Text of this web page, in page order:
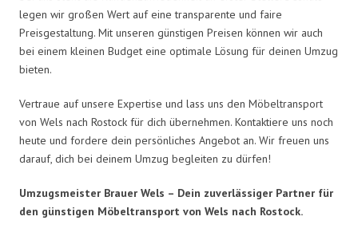
legen wir großen Wert auf eine transparente und faire
Preisgestaltung. Mit unseren günstigen Preisen können wir auch
bei einem kleinen Budget eine optimale Lösung für deinen Umzug
bieten.
Vertraue auf unsere Expertise und lass uns den Möbeltransport
von Wels nach Rostock für dich übernehmen. Kontaktiere uns noch
heute und fordere dein persönliches Angebot an. Wir freuen uns
darauf, dich bei deinem Umzug begleiten zu dürfen!
Umzugsmeister Brauer Wels – Dein zuverlässiger Partner für
den günstigen Möbeltransport von Wels nach Rostock.